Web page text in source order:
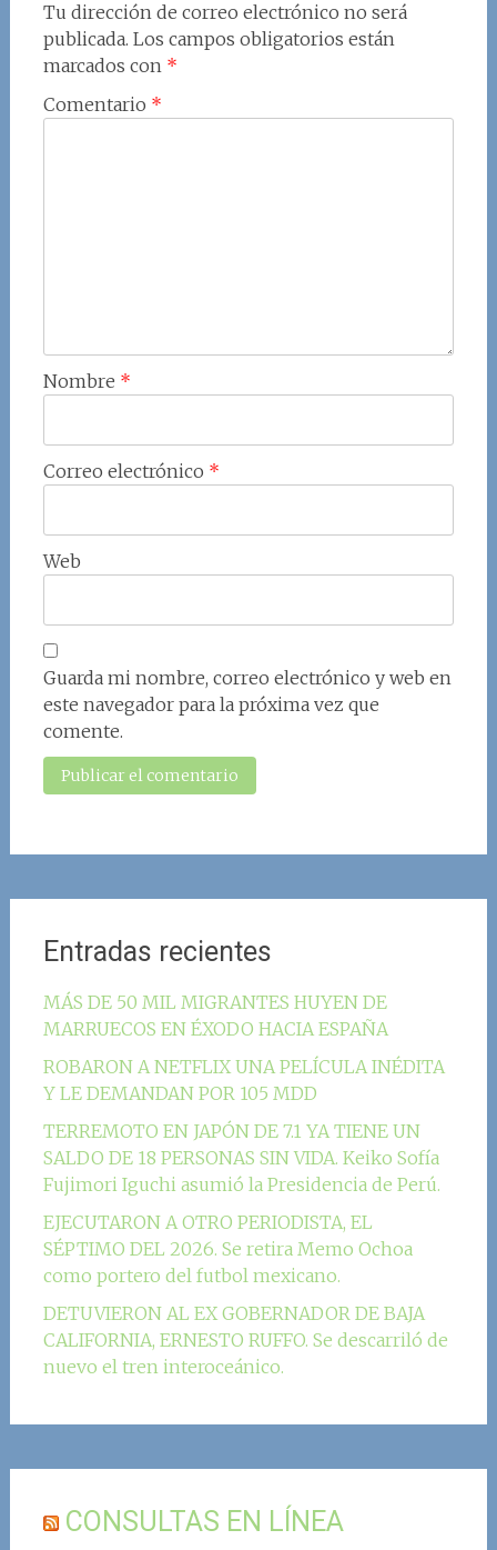
Tu dirección de correo electrónico no será
publicada. Los campos obligatorios están
marcados con *
Comentario *
Nombre *
Correo electrónico *
Web
Guarda mi nombre, correo electrónico y web en
este navegador para la próxima vez que
comente.
Entradas recientes
MÁS DE 50 MIL MIGRANTES HUYEN DE
MARRUECOS EN ÉXODO HACIA ESPAÑA
ROBARON A NETFLIX UNA PELÍCULA INÉDITA
Y LE DEMANDAN POR 105 MDD
TERREMOTO EN JAPÓN DE 7.1 YA TIENE UN
SALDO DE 18 PERSONAS SIN VIDA. Keiko Sofía
Fujimori Iguchi asumió la Presidencia de Perú.
EJECUTARON A OTRO PERIODISTA, EL
SÉPTIMO DEL 2026. Se retira Memo Ochoa
como portero del futbol mexicano.
DETUVIERON AL EX GOBERNADOR DE BAJA
CALIFORNIA, ERNESTO RUFFO. Se descarriló de
nuevo el tren interoceánico.
CONSULTAS EN LÍNEA